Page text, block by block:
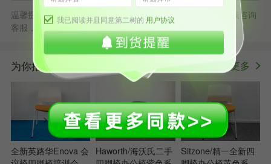
我已阅读并且同意第二树的 用户协议
>
温馨提示：默拍不发货，批量采购立享更多优惠，可随时在线咨询
客服，或拨打服务电话400-178-1088
为你推荐 更多
全新英路华Enova 会
Haworth/海沃氏二手
Sitzone/精一全新四